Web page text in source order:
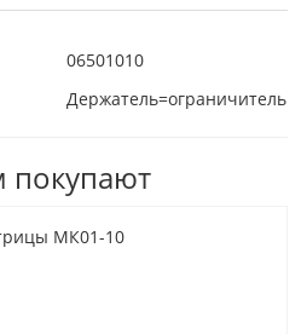
06501010
Держатель=ограничитель
покупают